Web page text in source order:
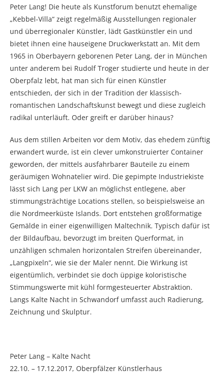
Peter Lang! Die heute als Kunstforum benutzt ehemalige
„Kebbel-Villa“ zeigt regelmäßig Ausstellungen regionaler
und überregionaler Künstler, lädt Gastkünstler ein und
bietet ihnen eine hauseigene Druckwerkstatt an. Mit dem
1965 in Oberbayern geborenen Peter Lang, der in München
unter anderem bei Rudolf Troger studierte und heute in der
Oberpfalz lebt, hat man sich für einen Künstler
entschieden, der sich in der Tradition der klassisch-
romantischen Landschaftskunst bewegt und diese zugleich
radikal unterläuft. Oder greift er darüber hinaus?
Aus dem stillen Arbeiten vor dem Motiv, das ehedem zünftig
erwandert wurde, ist ein clever umkonstruierter Container
geworden, der mittels ausfahrbarer Bauteile zu einem
geräumigen Wohnatelier wird. Die gepimpte Industriekiste
lässt sich Lang per LKW an möglichst entlegene, aber
stimmungsträchtige Locations stellen, so beispielsweise an
die Nordmeerküste Islands. Dort entstehen großformatige
Gemälde in einer eigenwilligen Maltechnik. Typisch dafür ist
der Bildaufbau, bevorzugt im breiten Querformat, in
unzähligen schmalen horizontalen Streifen übereinander,
„Langpixeln“, wie sie der Maler nennt. Die Wirkung ist
eigentümlich, verbindet sie doch üppige koloristische
Stimmungswerte mit kühl formgesteuerter Abstraktion.
Langs Kalte Nacht in Schwandorf umfasst auch Radierung,
Zeichnung und Skulptur.
Peter Lang – Kalte Nacht
22.10. – 17.12.2017, Oberpfälzer Künstlerhaus